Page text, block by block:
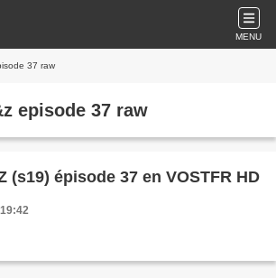
MENU
37 raw
episode 37 raw
(s19) épisode 37 en VOSTFR HD